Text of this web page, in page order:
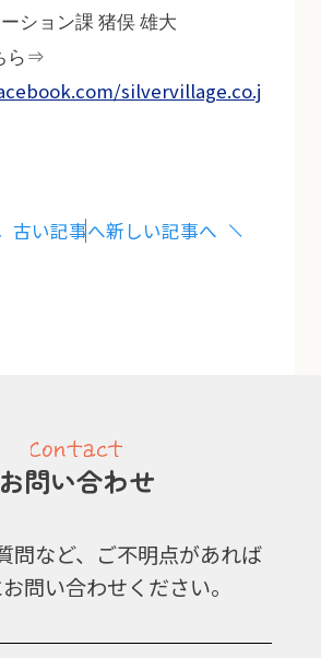
ション課 猪俣 雄大
ら⇒
silvervillage.co.j
古い記事へ新しい記事へ
お問い合わせ
問など、ご不明点があれば
問い合わせください。